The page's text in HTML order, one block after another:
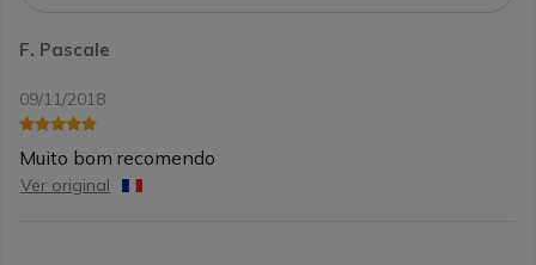
F. Pascale
09/11/2018
Muito bom recomendo
Ver original